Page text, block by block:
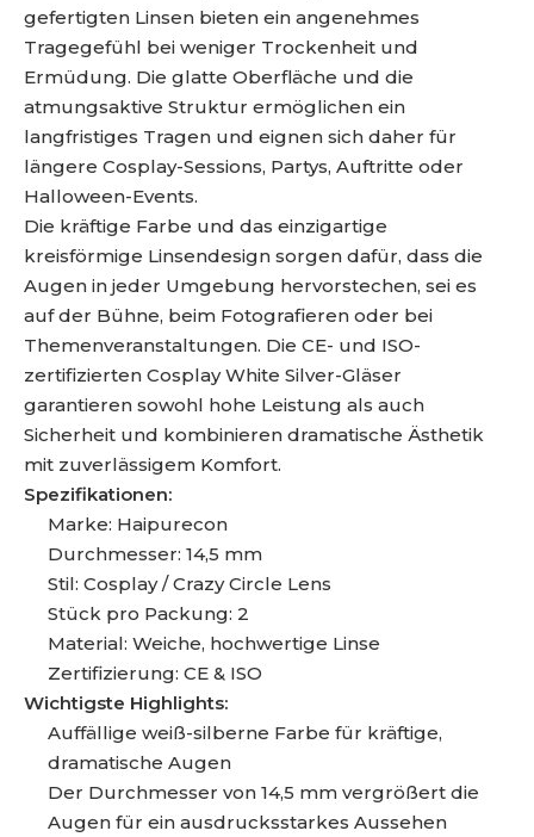
gefertigten Linsen bieten ein angenehmes
Tragegefühl bei weniger Trockenheit und
Ermüdung. Die glatte Oberfläche und die
atmungsaktive Struktur ermöglichen ein
langfristiges Tragen und eignen sich daher für
längere Cosplay-Sessions, Partys, Auftritte oder
Halloween-Events.
Die kräftige Farbe und das einzigartige
kreisförmige Linsendesign sorgen dafür, dass die
Augen in jeder Umgebung hervorstechen, sei es
auf der Bühne, beim Fotografieren oder bei
Themenveranstaltungen. Die CE- und ISO-
zertifizierten Cosplay White Silver-Gläser
garantieren sowohl hohe Leistung als auch
Sicherheit und kombinieren dramatische Ästhetik
mit zuverlässigem Komfort.
Spezifikationen:
Marke: Haipurecon
Durchmesser: 14,5 mm
Stil: Cosplay / Crazy Circle Lens
Stück pro Packung: 2
Material: Weiche, hochwertige Linse
Zertifizierung: CE & ISO
Wichtigste Highlights:
Auffällige weiß-silberne Farbe für kräftige,
dramatische Augen
Der Durchmesser von 14,5 mm vergrößert die
Augen für ein ausdrucksstarkes Aussehen